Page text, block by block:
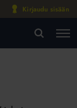
Kirjaudu sisään